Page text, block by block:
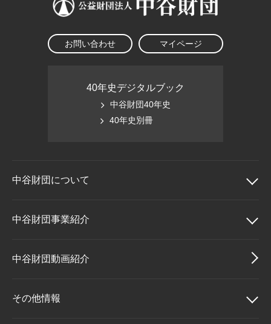
お問い合わせ マイページ
40年史デジタルブック
中谷財団40年史
40年史別冊
中谷財団について
中谷財団について
理事長挨拶
設立趣意書
中谷財団事業紹介
中谷財団事業紹介
中谷賞
中谷財団動画紹介
その他情報